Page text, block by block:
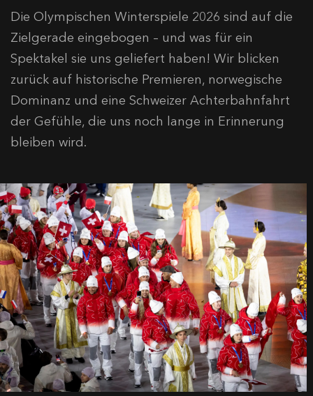
Die Olympischen Winterspiele 2026 sind auf die
Zielgerade eingebogen – und was für ein
Spektakel sie uns geliefert haben! Wir blicken
zurück auf historische Premieren, norwegische
Dominanz und eine Schweizer Achterbahnfahrt
der Gefühle, die uns noch lange in Erinnerung
bleiben wird.